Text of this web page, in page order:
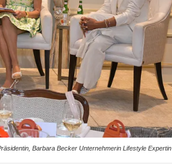
Barbara Becker Unternehmerin Lifestyle Expertin